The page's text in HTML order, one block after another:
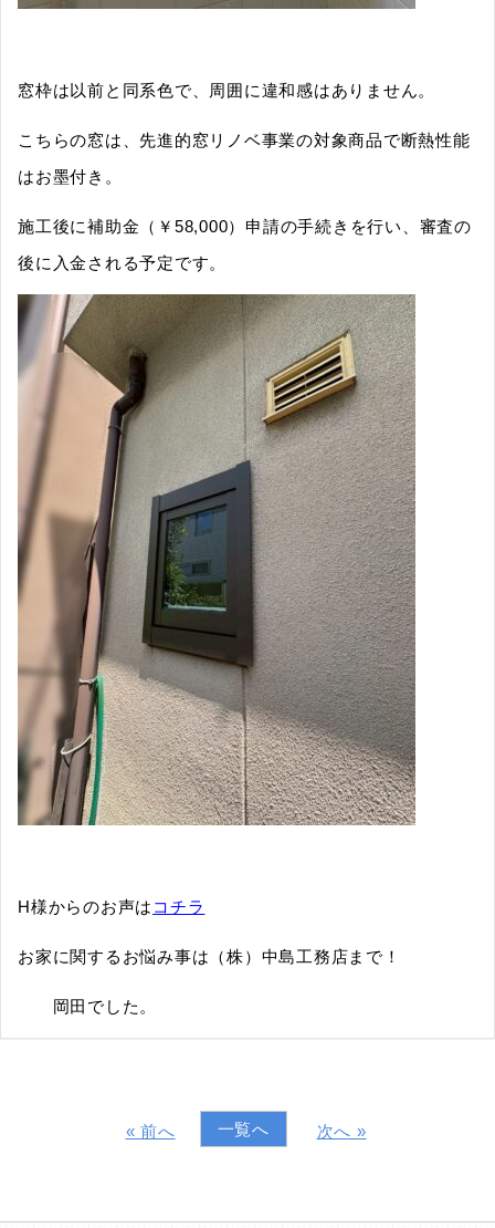
窓枠は以前と同系色で、周囲に違和感はありません。
こちらの窓は、先進的窓リノベ事業の対象商品で断熱性能
はお墨付き。
施工後に補助金（￥58,000）申請の手続きを行い、審査の
後に入金される予定です。
H様からのお声は コチラ
お家に関するお悩み事は（株）中島工務店まで！
岡田でした。
« 前へ 一覧へ 次へ »